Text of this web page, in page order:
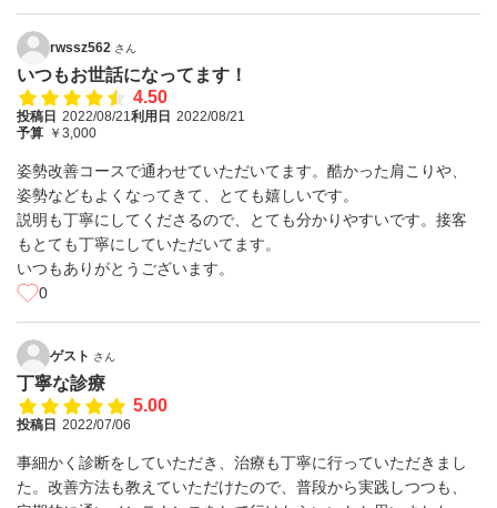
rwssz562 さん
いつもお世話になってます！
4.50
投稿日 2022/08/21利用日 2022/08/21
予算 ￥3,000
姿勢改善コースで通わせていただいてます。酷かった肩こりや、
姿勢などもよくなってきて、とても嬉しいです。
説明も丁寧にしてくださるので、とても分かりやすいです。接客
もとても丁寧にしていただいてます。
いつもありがとうございます。
0
ゲスト さん
丁寧な診療
5.00
投稿日 2022/07/06
事細かく診断をしていただき、治療も丁寧に行っていただきまし
た。改善方法も教えていただけたので、普段から実践しつつも、